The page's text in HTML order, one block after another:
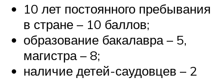
10 лет постоянного пребывания
в стране – 10 баллов;
образование бакалавра – 5,
магистра – 8;
наличие детей-саудовцев – 2